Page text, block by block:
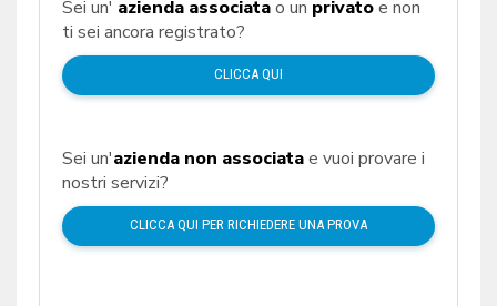
Sei un' azienda associatao un privatoe non
ti sei ancora registrato?
CLICCA QUI
Sei un'azienda non associatae vuoi provare i
nostri servizi?
CLICCA QUI PER RICHIEDERE UNA PROVA